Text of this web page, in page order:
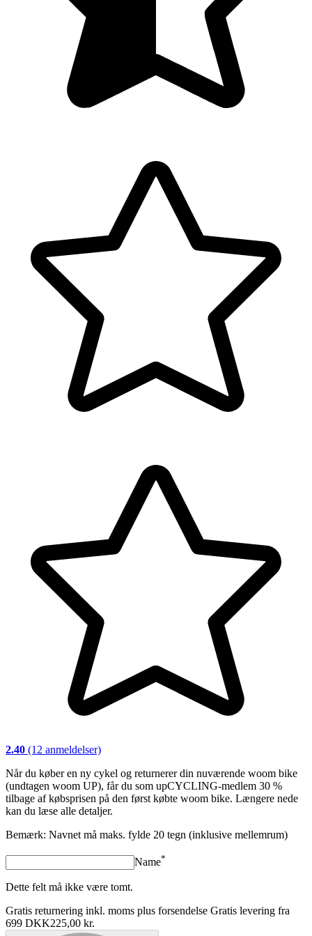
2.40 (12 anmeldelser)
Når du køber en ny cykel og returnerer din nuværende woom bike
(undtagen woom UP), får du som upCYCLING-medlem 30 %
tilbage af købsprisen på den først købte woom bike. Længere nede
kan du læse alle detaljer.
Bemærk: Navnet må maks. fylde 20 tegn (inklusive mellemrum)
Name*
Dette felt må ikke være tomt.
Gratis returnering inkl. moms plus forsendelse Gratis levering fra
699 DKK225,00 kr.